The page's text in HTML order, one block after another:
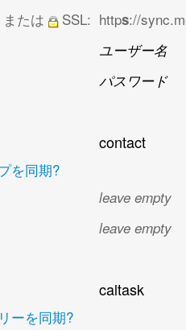
または SSL: https://
ユーザー名
パスワード
contact
を同期?
leave empty
leave empty
caltask
ーを同期?